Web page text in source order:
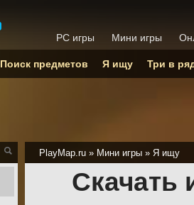
PlayMap.ru » Мини игры » Я ищу
Скачать
PC игры Мини игры
Поиск предметов Я ищу Три в